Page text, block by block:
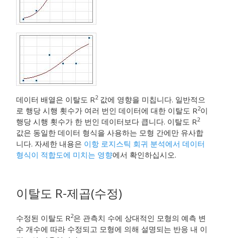
데이터 배열은 이탈도 R2값에 영향을 미칩니다. 일반적으
로 행당 시행 횟수가 여러 번인 데이터에 대한 이탈도 R2이
행당 시행 횟수가 한 번인 데이터보다 큽니다. 이탈도 R2
값은 동일한 데이터 형식을 사용하는 모형 간에만 유사합
니다. 자세한 내용은 이항 로지스틱 회귀 분석에서 데이터
형식이 적합도에 미치는 영향에서 확인하십시오.
이탈도 R-제곱(수정)
수정된 이탈도 R2은 관측치 수에 상대적인 모형의 예측 변
수 개수에 따라 수정되고 모형에 의해 설명되는 반응 내 이